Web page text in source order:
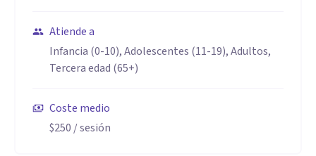
Atiende a
Infancia (0-10), Adolescentes (11-19), Adultos,
Tercera edad (65+)
Coste medio
$250 / sesión